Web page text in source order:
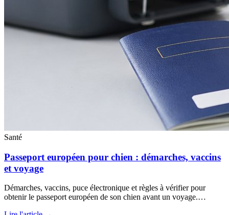
Santé
Passeport européen pour chien : démarches, vaccins
et voyage
Démarches, vaccins, puce électronique et règles à vérifier pour
obtenir le passeport européen de son chien avant un voyage.…